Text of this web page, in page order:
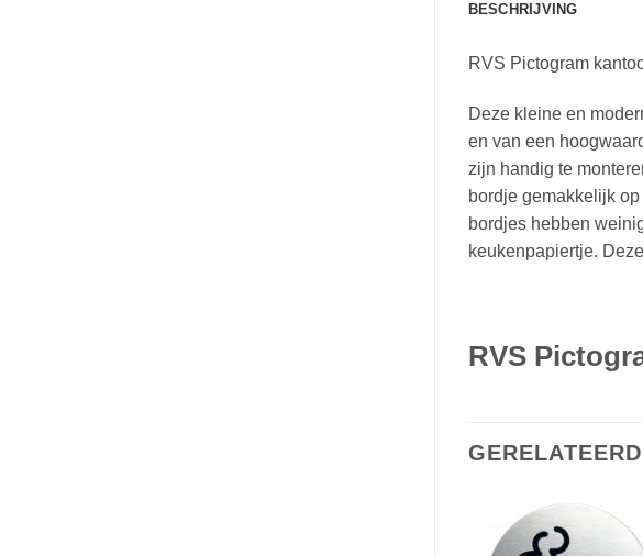
BESCHRIJVING
RVS Pictogram
Deze kleine en
en van een
zijn handig te
bordje gemakkelijk
bordjes hebben
keukenpapiertje. Deze
RVS